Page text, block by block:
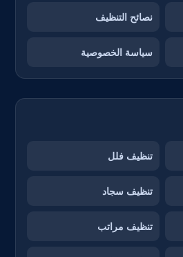
نصائح التنظيف
سياسة الخصوصية
تنظيف فلل
تنظيف سجاد
تنظيف مراتب